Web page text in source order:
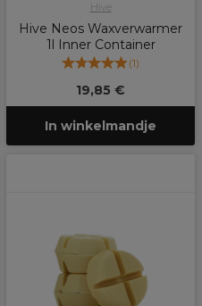
Hive
Hive Neos Waxverwarmer
1l Inner Container
(1)
19,85 €
In winkelmandje